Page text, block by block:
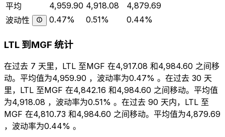
平均
4,959.90 4,918.08
4,879.69
波动性
0.47% 0.51% 0.44%
LTL 到MGF 统计
在过去 7 天里，LTL 至MGF 在4,917.08 和4,984.60 之间移
动。平均值为4,959.90 ，波动率为0.47% 。在过去 30 天
里，LTL 至MGF 在4,842.16 和4,984.60 之间移动。平均值
为4,918.08 ，波动率为0.51% 。在过去 90 天内，LTL 至
MGF 在4,810.73 和4,984.60 之间移动。平均值为4,879.69
，波动率为0.44% 。